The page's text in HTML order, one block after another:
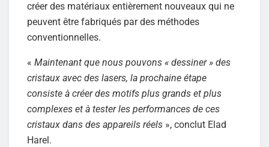
créer des matériaux entièrement nouveaux qui ne
peuvent être fabriqués par des méthodes
conventionnelles.
« Maintenant que nous pouvons « dessiner » des
cristaux avec des lasers, la prochaine étape
consiste à créer des motifs plus grands et plus
complexes et à tester les performances de ces
cristaux dans des appareils réels », conclut Elad
Harel.